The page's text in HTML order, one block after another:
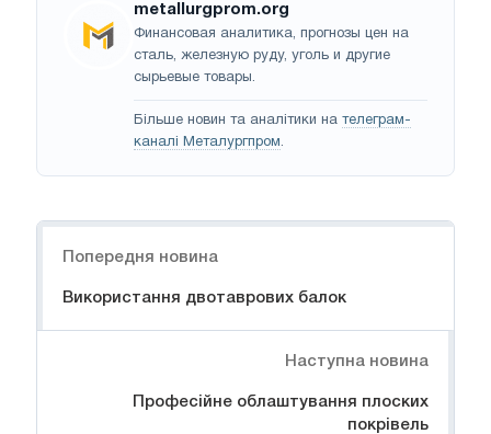
metallurgprom.org
Финансовая аналитика, прогнозы цен на
сталь, железную руду, уголь и другие
сырьевые товары.
Більше новин та аналітики на телеграм-
каналі Металургпром.
Попередня новина
Використання двотаврових балок
Наступна новина
Професійне облаштування плоских
покрівель